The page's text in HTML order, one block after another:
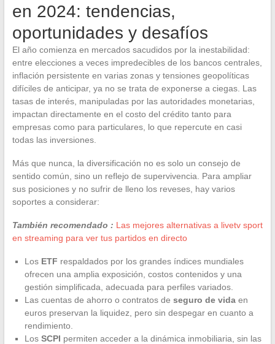
en 2024: tendencias,
oportunidades y desafíos
El año comienza en mercados sacudidos por la inestabilidad:
entre elecciones a veces impredecibles de los bancos centrales,
inflación persistente en varias zonas y tensiones geopolíticas
difíciles de anticipar, ya no se trata de exponerse a ciegas. Las
tasas de interés, manipuladas por las autoridades monetarias,
impactan directamente en el costo del crédito tanto para
empresas como para particulares, lo que repercute en casi
todas las inversiones.
Más que nunca, la diversificación no es solo un consejo de
sentido común, sino un reflejo de supervivencia. Para ampliar
sus posiciones y no sufrir de lleno los reveses, hay varios
soportes a considerar:
También recomendado : Las mejores alternativas a livetv sport
en streaming para ver tus partidos en directo
Los ETF respaldados por los grandes índices mundiales
ofrecen una amplia exposición, costos contenidos y una
gestión simplificada, adecuada para perfiles variados.
Las cuentas de ahorro o contratos de seguro de vidaen
euros preservan la liquidez, pero sin despegar en cuanto a
rendimiento.
Los SCPI permiten acceder a la dinámica inmobiliaria, sin las